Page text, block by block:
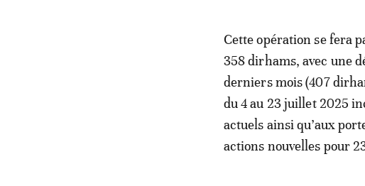
Cette opération se fera
358 dirhams, avec une
derniers mois (407
du 4 au 23 juillet 2025
actuels ainsi qu’aux
actions nouvelles pour